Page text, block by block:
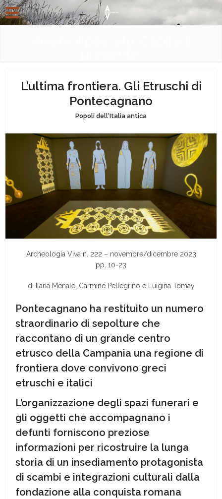
L’ultima frontiera. Gli Etruschi di
Pontecagnano
Popoli dell'Italia antica
Archeologia Viva n. 222 – novembre/dicembre 2023
pp. 10-23
di Ilaria Menale, Carmine Pellegrino e Luigina Tomay
Pontecagnano ha restituito un numero
straordinario di sepolture che
raccontano di un grande centro
etrusco della Campania una regione di
frontiera dove convivono greci
etruschi e italici
L’organizzazione degli spazi funerari e
gli oggetti che accompagnano i
defunti forniscono preziose
informazioni per ricostruire la lunga
storia di un insediamento protagonista
di scambi e integrazioni culturali dalla
fondazione alla conquista romana